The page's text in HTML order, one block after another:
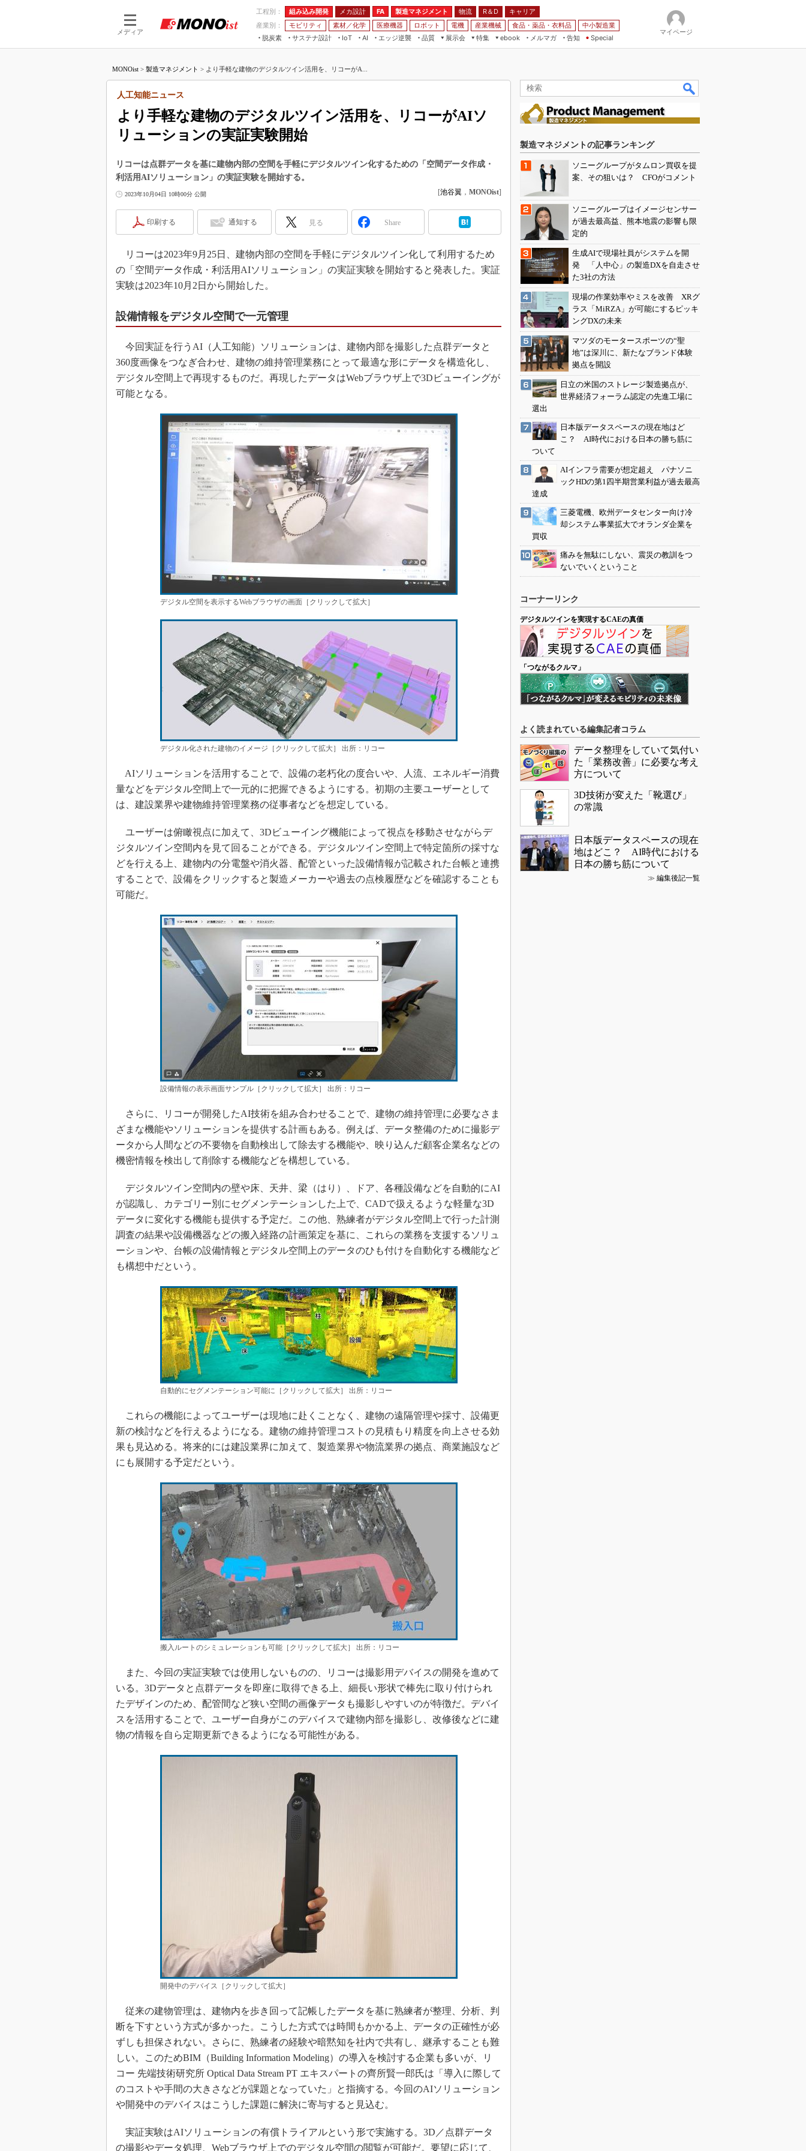
メディア
工程別： 組み込み開発 メカ設計 FA 製造マネジメント 物流 R＆D
キャリア
産業別：
モビリティ 素材／化学 医療機器 ロボット 電機 産業機械 食品・薬品・衣料品
中小製造業
脱炭素
サステナ設計
IoT
つながる工場
AI
AI×設備保全
エッジ逆襲 品質
展示会
JIMTOF
IIFES
TECHNO-FRONTIER
EdgeTech+
特集
つながるクルマ
VR／AR
フィールドサービス
組み込み画像技術
車載ソフト開発
ISO26262
無償設計ツール
3Dプリンタ
インダストリー4.0
イノベーション
製造業ビッグデータ
メイドインジャパン
知財マネジメント
グローバル設計・開発
制御セキュリティ
新型コロナへの対応
ebook
モビリティ
メルマガ
告知 Special
マイページ
MONOist > 製造マネジメント > より手軽な建物のデジタルツイン活用を、リコーがA...
より手軽な建物のデジタルツイン活用を、リコーがAIソ
リューションの実証実験開始
人工知能ニュース
リコーは点群データを基に建物内部の空間を手軽にデジタルツイン化するための「空間データ作成・
利活用AIソリューション」の実証実験を開始する。
2023年10月04日 10時00分 公開 [池谷翼 ， MONOist]
印刷する 通知する 見る Share
リコーは2023年9月25日、建物内部の空間を手軽にデジタルツイン化して利用するため
の「空間データ作成・利活用AIソリューション」の実証実験を開始すると発表した。実証
実験は2023年10月2日から開始した。
設備情報をデジタル空間で一元管理
今回実証を行うAI（人工知能）ソリューションは、建物内部を撮影した点群データと
360度画像をつなぎ合わせ、建物の維持管理業務にとって最適な形にデータを構造化し、
デジタル空間上で再現するものだ。再現したデータはWebブラウザ上で3Dビューイングが
可能となる。
デジタル空間を表示するWebブラウザの画面［クリックして拡大］
デジタル化された建物のイメージ［クリックして拡大］ 出所：リコー
AIソリューションを活用することで、設備の老朽化の度合いや、人流、エネルギー消費
量などをデジタル空間上で一元的に把握できるようにする。初期の主要ユーザーとして
は、建設業界や建物維持管理業務の従事者などを想定している。
ユーザーは俯瞰視点に加えて、3Dビューイング機能によって視点を移動させながらデ
ジタルツイン空間内を見て回ることができる。デジタルツイン空間上で特定箇所の採寸な
どを行える上、建物内の分電盤や消火器、配管といった設備情報が記載された台帳と連携
することで、設備をクリックすると製造メーカーや過去の点検履歴などを確認することも
可能だ。
設備情報の表示画面サンプル［クリックして拡大］ 出所：リコー
さらに、リコーが開発したAI技術を組み合わせることで、建物の維持管理に必要なさま
ざまな機能やソリューションを提供する計画もある。例えば、データ整備のために撮影デ
ータから人間などの不要物を自動検出して除去する機能や、映り込んだ顧客企業名などの
機密情報を検出して削除する機能などを構想している。
デジタルツイン空間内の壁や床、天井、梁（はり）、ドア、各種設備などを自動的にAI
が認識し、カテゴリー別にセグメンテーションした上で、CADで扱えるような軽量な3D
データに変化する機能も提供する予定だ。この他、熟練者がデジタル空間上で行った計測
調査の結果や設備機器などの搬入経路の計画策定を基に、これらの業務を支援するソリュ
ーションや、台帳の設備情報とデジタル空間上のデータのひも付けを自動化する機能など
も構想中だという。
自動的にセグメンテーション可能に［クリックして拡大］ 出所：リコー
これらの機能によってユーザーは現地に赴くことなく、建物の遠隔管理や採寸、設備更
新の検討などを行えるようになる。建物の維持管理コストの見積もり精度を向上させる効
果も見込める。将来的には建設業界に加えて、製造業界や物流業界の拠点、商業施設など
にも展開する予定だという。
搬入ルートのシミュレーションも可能［クリックして拡大］ 出所：リコー
また、今回の実証実験では使用しないものの、リコーは撮影用デバイスの開発を進めて
いる。3Dデータと点群データを即座に取得できる上、細長い形状で棒先に取り付けられ
たデザインのため、配管間など狭い空間の画像データも撮影しやすいのが特徴だ。デバイ
スを活用することで、ユーザー自身がこのデバイスで建物内部を撮影し、改修後などに建
物の情報を自ら定期更新できるようになる可能性がある。
開発中のデバイス［クリックして拡大］
従来の建物管理は、建物内を歩き回って記帳したデータを基に熟練者が整理、分析、判
断を下すという方式が多かった。こうした方式では時間もかかる上、データの正確性が必
ずしも担保されない。さらに、熟練者の経験や暗黙知を社内で共有し、継承することも難
しい。このためBIM（Building Information Modeling）の導入を検討する企業も多いが、リ
コー 先端技術研究所 Optical Data Stream PT エキスパートの齊所賢一郎氏は「導入に際して
のコストや手間の大きさなどが課題となっていた」と指摘する。今回のAIソリューション
や開発中のデバイスはこうした課題に解決に寄与すると見込む。
実証実験はAIソリューションの有償トライアルという形で実施する。3D／点群データ
の撮影やデータ処理、Webブラウザ上でのデジタル空間の閲覧が可能だ。要望に応じて、
製造マネジメントの記事ランキング
ソニーグループがタムロン買収を提
案、その狙いは？ CFOがコメント
ソニーグループはイメージセンサー
が過去最高益、熊本地震の影響も限
定的
生成AIで現場社員がシステムを開
発 「人中心」の製造DXを自走させ
た3社の方法
現場の作業効率やミスを改善 XRグ
ラス「MiRZA」が可能にするピッキ
ングDXの未来
マツダのモータースポーツの“聖
地”は深川に、新たなブランド体験
拠点を開設
日立の米国のストレージ製造拠点が、
世界経済フォーラム認定の先進工場に
選出
日本版データスペースの現在地はど
こ？ AI時代における日本の勝ち筋に
ついて
AIインフラ需要が想定超え パナソニ
ックHDの第1四半期営業利益が過去最高
達成
三菱電機、欧州データセンター向け冷
却システム事業拡大でオランダ企業を
買収
痛みを無駄にしない、震災の教訓をつ
ないでいくということ
コーナーリンク
デジタルツインを実現するCAEの真価
「つながるクルマ」
よく読まれている編集記者コラム
データ整理をしていて気付い
た「業務改善」に必要な考え
方について
3D技術が変えた「靴選び」
の常識
日本版データスペースの現在
地はどこ？ AI時代における
日本の勝ち筋について
≫ 編集後記一覧